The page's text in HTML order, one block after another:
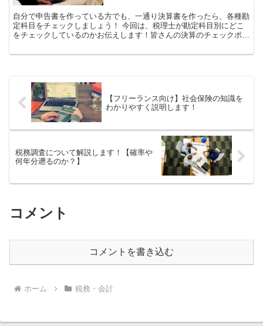
自分で申告書を作っている方でも、一通り決算書を作ったら、各種勘
定科目をチェックしましょう！ 今回は、税理士が勘定科目別にどこ
をチェックしているのかお伝えします！皆さんの決算のチェックポイ
【フリーランス向け】社会保険の知識を
わかりやすく説明します！
税務調査について解説します！【確率や
何年分遡るのか？】
コメント
コメントを書き込む
ホーム 税務・会計